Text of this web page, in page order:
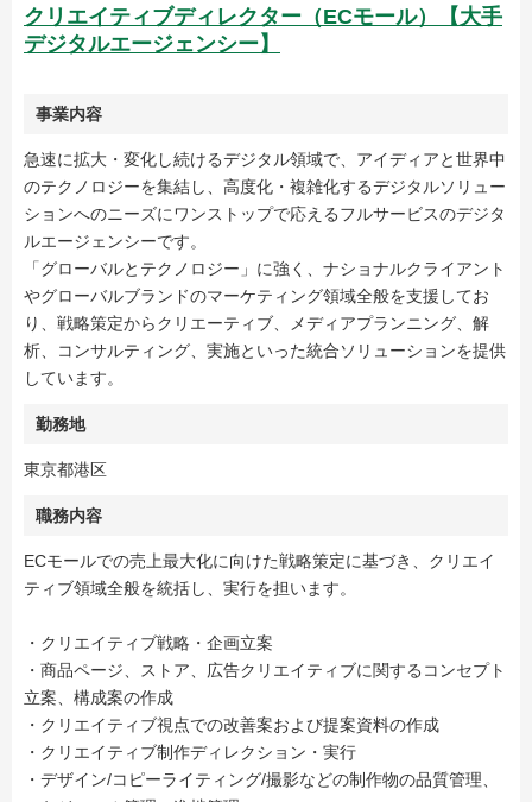
クリエイティブディレクター（ECモール）【大手
デジタルエージェンシー】
事業内容
急速に拡大・変化し続けるデジタル領域で、アイディアと世界中
のテクノロジーを集結し、高度化・複雑化するデジタルソリュー
ションへのニーズにワンストップで応えるフルサービスのデジタ
ルエージェンシーです。
「グローバルとテクノロジー」に強く、ナショナルクライアント
やグローバルブランドのマーケティング領域全般を支援してお
り、戦略策定からクリエーティブ、メディアプランニング、解
析、コンサルティング、実施といった統合ソリューションを提供
しています。
勤務地
東京都港区
職務内容
ECモールでの売上最大化に向けた戦略策定に基づき、クリエイ
ティブ領域全般を統括し、実行を担います。
・クリエイティブ戦略・企画立案
・商品ページ、ストア、広告クリエイティブに関するコンセプト
立案、構成案の作成
・クリエイティブ視点での改善案および提案資料の作成
・クリエイティブ制作ディレクション・実行
・デザイン/コピーライティング/撮影などの制作物の品質管理、